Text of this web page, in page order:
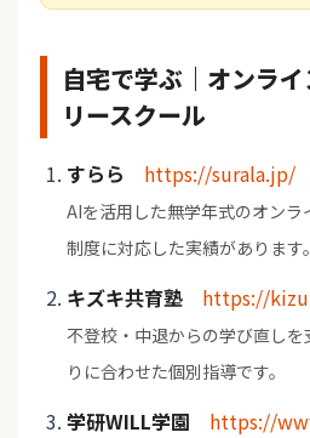
自宅で学ぶ｜オンラ
リースクール
すらら https://surala.jp/
AIを活用した無学年式のオン
制度に対応した実績があります。
キズキ共育塾 https://
不登校・中退からの学び直し
りに合わせた個別指導です。
学研WILL学園 https://